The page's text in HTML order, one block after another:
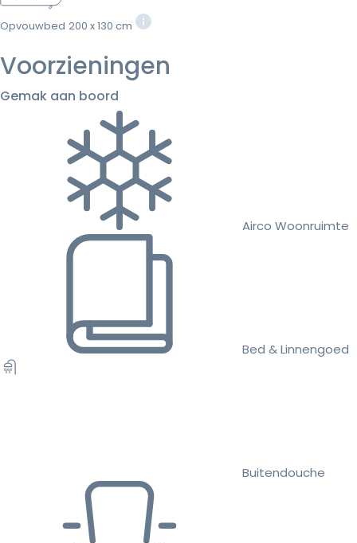
Opvouwbed 200 x 130 cm
Voorzieningen
Gemak aan boord
Airco Woonruimte
Bed & Linnengoed
Buitendouche